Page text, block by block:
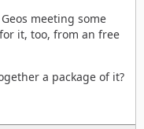
meeting some
it, too, from an free
a package of it?